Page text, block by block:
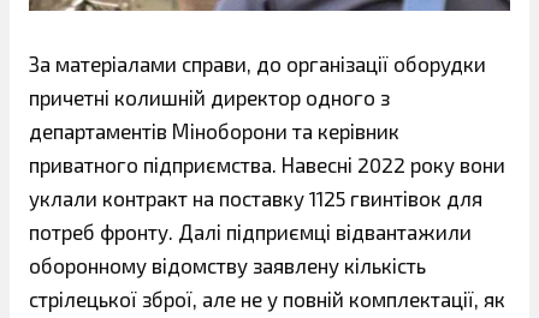
За матеріалами справи, до організації оборудки
причетні колишній директор одного з
департаментів Міноборони та керівник
приватного підприємства. Навесні 2022 року вони
уклали контракт на поставку 1125 гвинтівок для
потреб фронту. Далі підприємці відвантажили
оборонному відомству заявлену кількість
стрілецької зброї, але не у повній комплектації, як